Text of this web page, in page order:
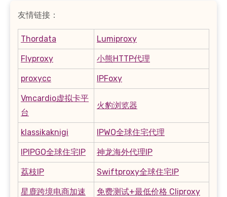
友情链接：
Thordata Lumiproxy
Flyproxy 小熊HTTP代理
proxycc IPFoxy
Vmcardio虚拟卡平
台
火豹浏览器
klassikaknigi IPWO全球住宅代理
IPIPGO全球住宅IP 神龙海外代理IP
荔枝IP Swiftproxy全球住宅IP
星鹿跨境电商加速
免费测试+最低价格 Cliproxy